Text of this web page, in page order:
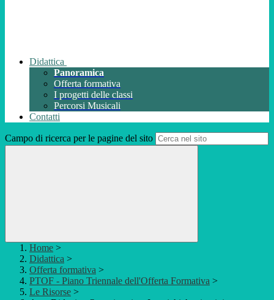
Didattica
Panoramica
Offerta formativa
I progetti delle classi
Percorsi Musicali
Contatti
Campo di ricerca per le pagine del sito
Home >
Didattica >
Offerta formativa >
PTOF - Piano Triennale dell'Offerta Formativa >
Le Risorse >